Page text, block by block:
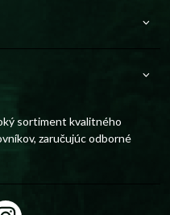
sortiment kvalitného
zaručujúc odborné